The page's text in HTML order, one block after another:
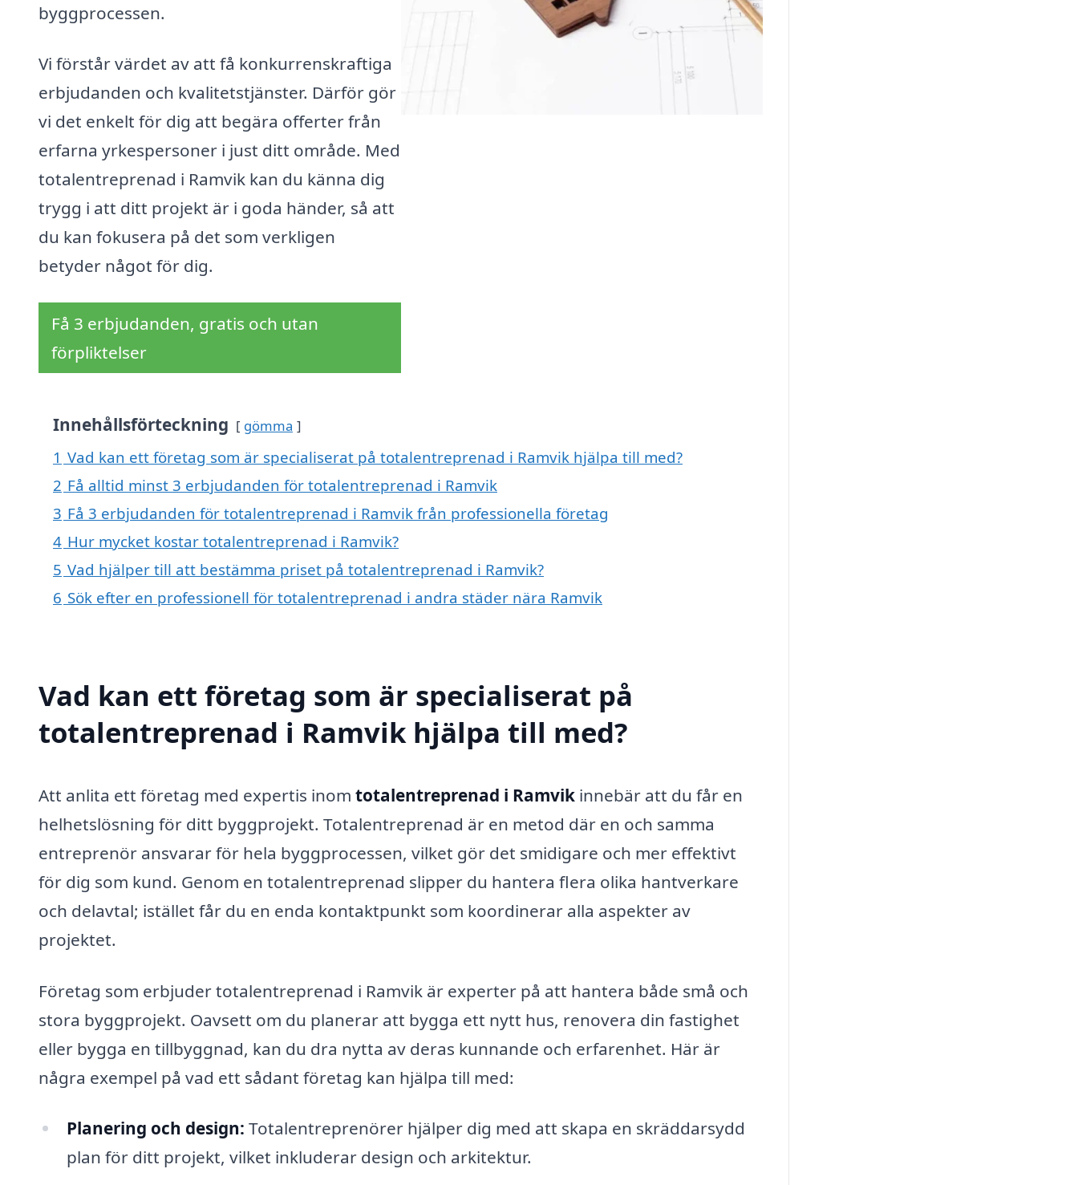
byggprocessen.
Vi förstår värdet av att få konkurrenskraftiga
erbjudanden och kvalitetstjänster. Därför gör
vi det enkelt för dig att begära offerter från
erfarna yrkespersoner i just ditt område. Med
totalentreprenad i Ramvik kan du känna dig
trygg i att ditt projekt är i goda händer, så att
du kan fokusera på det som verkligen
betyder något för dig.
Få 3 erbjudanden, gratis och utan
förpliktelser
Innehållsförteckning gömma
1 Vad kan ett företag som är specialiserat på totalentreprenad i Ramvik hjälpa till med?
2 Få alltid minst 3 erbjudanden för totalentreprenad i Ramvik
3 Få 3 erbjudanden för totalentreprenad i Ramvik från professionella företag
4 Hur mycket kostar totalentreprenad i Ramvik?
5 Vad hjälper till att bestämma priset på totalentreprenad i Ramvik?
6 Sök efter en professionell för totalentreprenad i andra städer nära Ramvik
Vad kan ett företag som är specialiserat på
totalentreprenad i Ramvik hjälpa till med?
Att anlita ett företag med expertis inom totalentreprenad i Ramvik innebär att du får en
helhetslösning för ditt byggprojekt. Totalentreprenad är en metod där en och samma
entreprenör ansvarar för hela byggprocessen, vilket gör det smidigare och mer effektivt
för dig som kund. Genom en totalentreprenad slipper du hantera flera olika hantverkare
och delavtal; istället får du en enda kontaktpunkt som koordinerar alla aspekter av
projektet.
Företag som erbjuder totalentreprenad i Ramvik är experter på att hantera både små och
stora byggprojekt. Oavsett om du planerar att bygga ett nytt hus, renovera din fastighet
eller bygga en tillbyggnad, kan du dra nytta av deras kunnande och erfarenhet. Här är
några exempel på vad ett sådant företag kan hjälpa till med:
Planering och design: Totalentreprenörer hjälper dig med att skapa en skräddarsydd
plan för ditt projekt, vilket inkluderar design och arkitektur.